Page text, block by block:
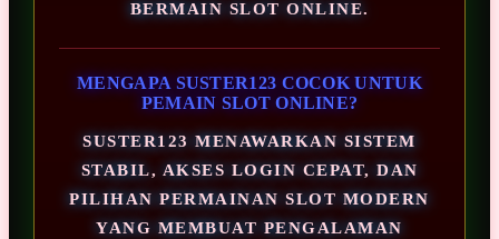
BERMAIN SLOT ONLINE.
MENGAPA SUSTER123 COCOK UNTUK
PEMAIN SLOT ONLINE?
SUSTER123 MENAWARKAN SISTEM
STABIL, AKSES LOGIN CEPAT, DAN
PILIHAN PERMAINAN SLOT MODERN
YANG MEMBUAT PENGALAMAN